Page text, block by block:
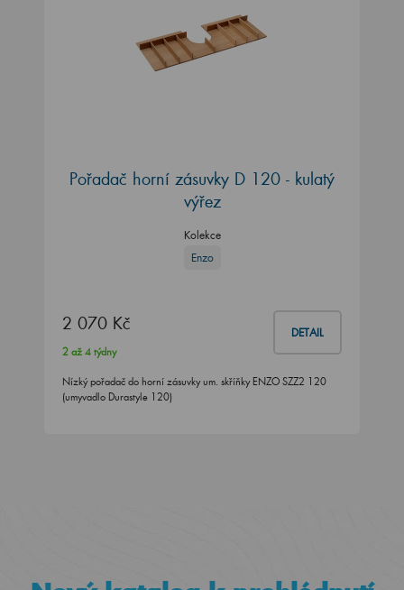
Pořadač horní zásuvky D 120 - kulatý
výřez
Kolekce
Enzo
2 070 Kč DETAIL
2 až 4 týdny
Nízký pořadač do horní zásuvky um. skříňky ENZO SZZ2 120
(umyvadlo Durastyle 120)